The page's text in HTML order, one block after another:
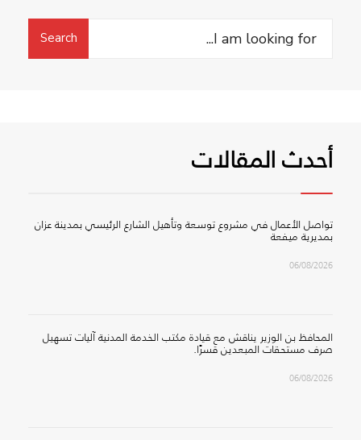
Search
Search
أحدث المقالات
تواصل الأعمال في مشروع توسعة وتأهيل الشارع الرئيسي بمدينة عزان
بمديرية ميفعة
06/08/2026
المحافظ بن الوزير يناقش مع قيادة مكتب الخدمة المدنية آليات تسهيل
صرف مستحقات المبعدين قسرًا.
06/08/2026